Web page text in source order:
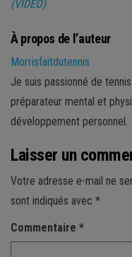
(VIDÉO)
À propos de l’auteur
Morrisfaitdutennis
Je suis passionné de
préparateur mental et
développement personnel.
Laisser un
Votre adresse e-mail ne
sont indiqués avec *
Commentaire *